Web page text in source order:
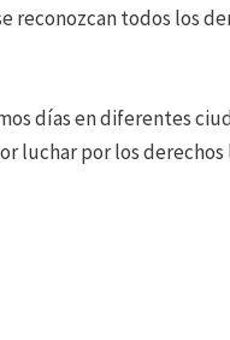
reconozcan todos los
días en diferentes
luchar por los